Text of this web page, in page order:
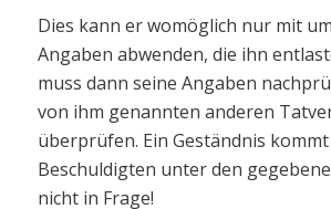
Dies kann er womöglich nur mit
Angaben abwenden, die ihn
muss dann seine Angaben
von ihm genannten anderen
überprüfen. Ein Geständnis
Beschuldigten unter den
nicht in Frage!